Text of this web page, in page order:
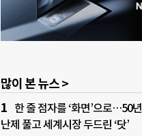
많이 본 뉴스 >
한 줄 점자를 ‘화면’으로…50년
난제 풀고 세계시장 두드린 ‘닷’